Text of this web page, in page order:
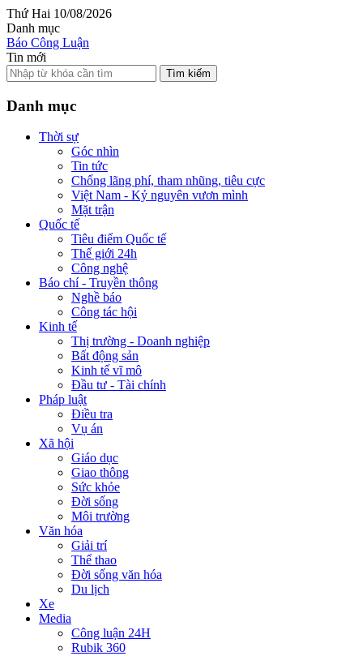
Thứ Hai 10/08/2026
Danh mục
Báo Công Luận
Tin mới
Tìm kiếm
Danh mục
Thời sự
Góc nhìn
Tin tức
Chống lãng phí, tham nhũng, tiêu cực
Việt Nam - Kỷ nguyên vươn mình
Mặt trận
Quốc tế
Tiêu điểm Quốc tế
Thế giới 24h
Công nghệ
Báo chí - Truyền thông
Nghề báo
Công tác hội
Kinh tế
Thị trường - Doanh nghiệp
Bất động sản
Kinh tế vĩ mô
Đầu tư - Tài chính
Pháp luật
Điều tra
Vụ án
Xã hội
Giáo dục
Giao thông
Sức khỏe
Đời sống
Môi trường
Văn hóa
Giải trí
Thể thao
Đời sống văn hóa
Du lịch
Xe
Media
Công luận 24H
Rubik 360